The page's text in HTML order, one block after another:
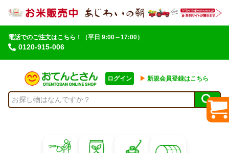
電話でのご注文はこちら！
0120-915-006
（平日 9:00～17:00）
ログイン ▶︎ 新規会員登録はこちら